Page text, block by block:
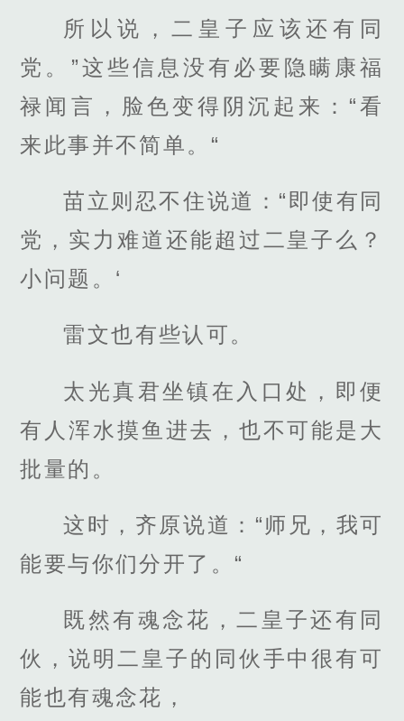
所以说，二皇子应该还有同
党。”这些信息没有必要隐瞒康福
禄闻言，脸色变得阴沉起来：“看
来此事并不简单。“
苗立则忍不住说道：“即使有同
党，实力难道还能超过二皇子么？
小问题。‘
雷文也有些认可。
太光真君坐镇在入口处，即便
有人浑水摸鱼进去，也不可能是大
批量的。
这时，齐原说道：“师兄，我可
能要与你们分开了。“
既然有魂念花，二皇子还有同
伙，说明二皇子的同伙手中很有可
能也有魂念花，